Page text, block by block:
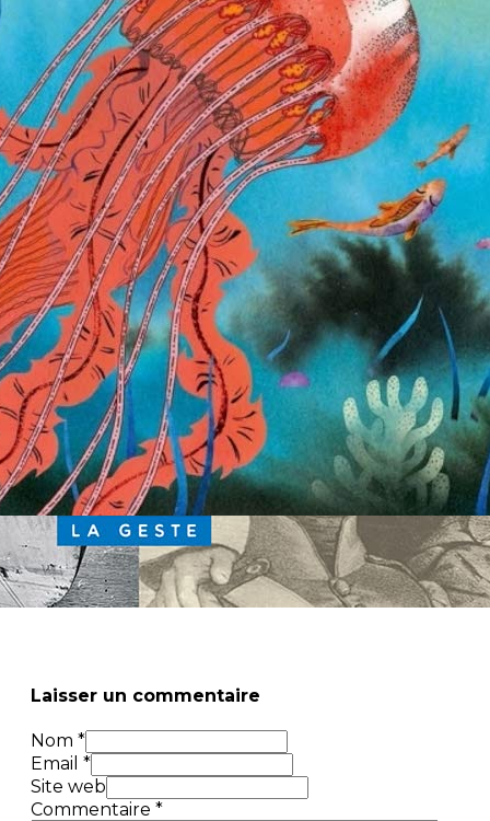
Laisser un commentaire
Nom *
Email *
Site web
Commentaire *